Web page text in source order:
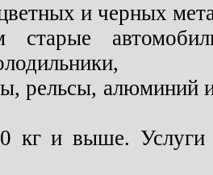
и черных
старые
рельсы, алюминий
кг и выше. Услуги